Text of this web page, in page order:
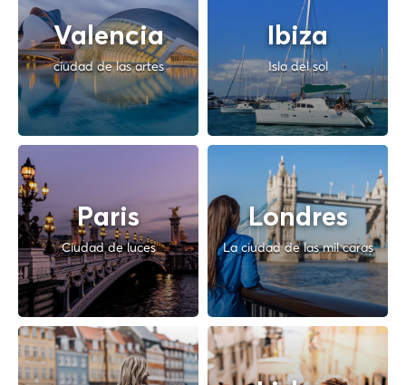
Valencia
ciudad de las artes
Ibiza
Isla del sol
Paris
Ciudad de luces
Londres
La ciudad de las mil caras